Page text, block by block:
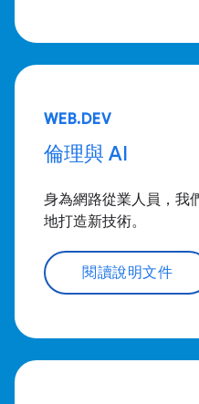
WEB.DEV
倫理與 AI
身為網路從業人員，我
地打造新技術。
閱讀說明文件